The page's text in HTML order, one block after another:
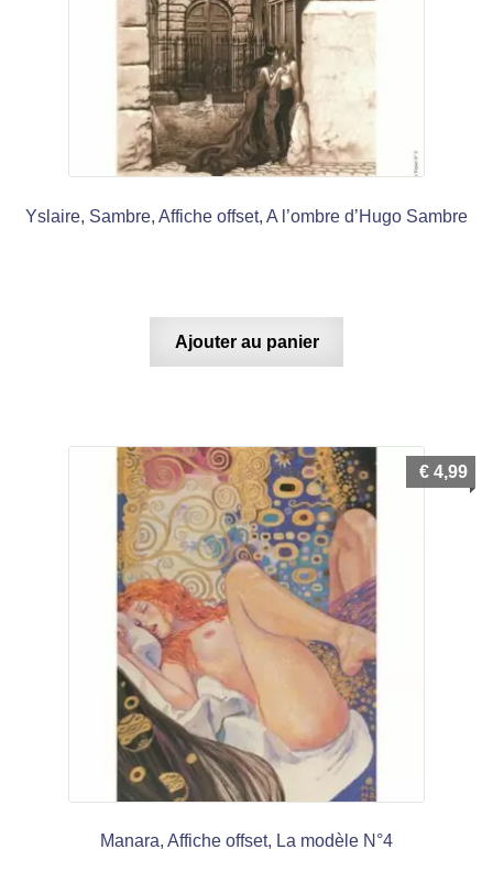
Yslaire, Sambre, Affiche offset, A l’ombre d’Hugo Sambre
Ajouter au panier
Manara, Affiche offset, La modèle N°4
€ 4,99